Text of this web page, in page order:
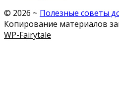
© 2026 ~ Полезные советы
Копирование материалов
WP-Fairytale